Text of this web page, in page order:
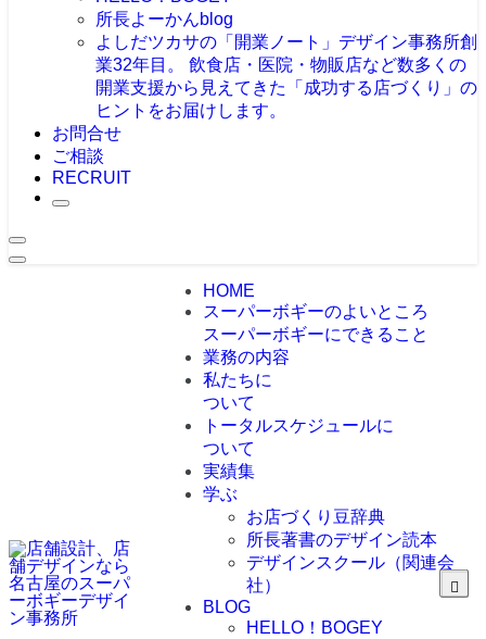
所長よーかんblog
よしだツカサの「開業ノート」 デザイン事務所創
業32年目。 飲食店・医院・物販店など数多くの
開業支援から見えてきた「成功する店づくり」の
ヒントをお届けします。
お問合せ
ご相談
RECRUIT
HOME
スーパーボギーのよいところ
スーパーボギーにできること
業務の内容
私たちに
ついて
トータルスケジュールに
ついて
実績集
学ぶ
お店づくり豆辞典
所長著書のデザイン読本
デザインスクール（関連会
社）
BLOG
HELLO！BOGEY